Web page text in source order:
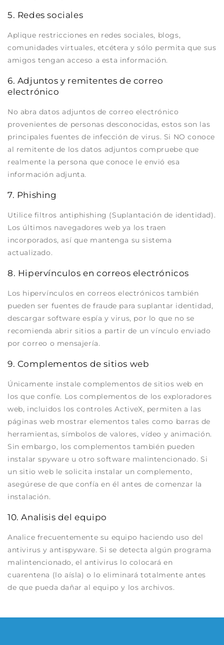
5. Redes sociales
Aplique restricciones en redes sociales, blogs,
comunidades virtuales, etcétera y sólo permita que sus
amigos tengan acceso a esta información.
6. Adjuntos y remitentes de correo
electrónico
No abra datos adjuntos de correo electrónico
provenientes de personas desconocidas, estos son las
principales fuentes de infección de virus. Si NO conoce
al remitente de los datos adjuntos compruebe que
realmente la persona que conoce le envió esa
información adjunta.
7. Phishing
Utilice filtros antiphishing (Suplantación de identidad).
Los últimos navegadores web ya los traen
incorporados, así que mantenga su sistema
actualizado.
8. Hipervínculos en correos electrónicos
Los hipervínculos en correos electrónicos también
pueden ser fuentes de fraude para suplantar identidad,
descargar software espía y virus, por lo que no se
recomienda abrir sitios a partir de un vínculo enviado
por correo o mensajería.
9. Complementos de sitios web
Únicamente instale complementos de sitios web en
los que confíe. Los complementos de los exploradores
web, incluidos los controles ActiveX, permiten a las
páginas web mostrar elementos tales como barras de
herramientas, símbolos de valores, vídeo y animación.
Sin embargo, los complementos también pueden
instalar spyware u otro software malintencionado. Si
un sitio web le solicita instalar un complemento,
asegúrese de que confía en él antes de comenzar la
instalación.
10. Analisis del equipo
Analice frecuentemente su equipo haciendo uso del
antivirus y antispyware. Si se detecta algún programa
malintencionado, el antivirus lo colocará en
cuarentena (lo aísla) o lo eliminará totalmente antes
de que pueda dañar al equipo y los archivos.